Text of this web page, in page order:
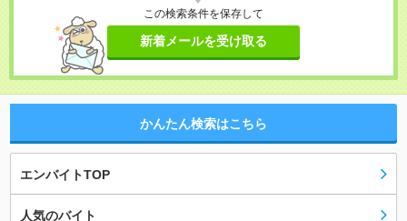
この検索条件を保存して
新着メールを受け取る
かんたん検索はこちら
エンバイトTOP
人気のバイト